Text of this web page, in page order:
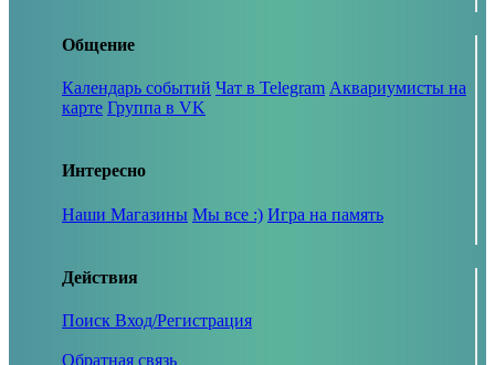
Общение
Календарь событий Чат в Telegram Аквариумисты на
карте Группа в VK
Интересно
Наши Магазины Мы все :) Игра на память
Действия
Поиск Вход/Регистрация
Обратная связь